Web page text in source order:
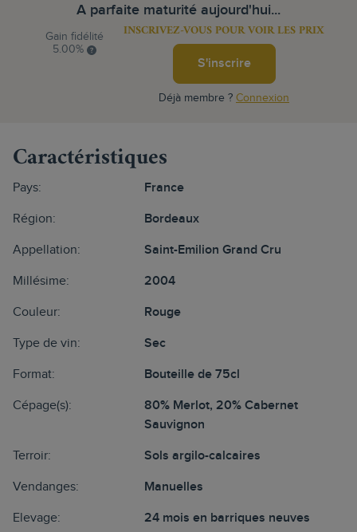
A parfaite maturité aujourd'hui...
Gain fidélité
5.00%
INSCRIVEZ-VOUS POUR VOIR LES PRIX
S'inscrire
Déjà membre ? Connexion
Caractéristiques
Pays: France
Région: Bordeaux
Appellation: Saint-Emilion Grand Cru
Millésime: 2004
Couleur: Rouge
Type de vin: Sec
Format: Bouteille de 75cl
Cépage(s):
80% Merlot, 20% Cabernet
Sauvignon
Terroir: Sols argilo-calcaires
Vendanges: Manuelles
Elevage: 24 mois en barriques neuves